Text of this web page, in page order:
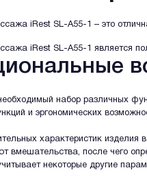
iRest SL-A55-1 – это
iRest SL-A55-1 является
набор различных
и эргономических
характеристик
вмешательства, после чего
некоторые другие